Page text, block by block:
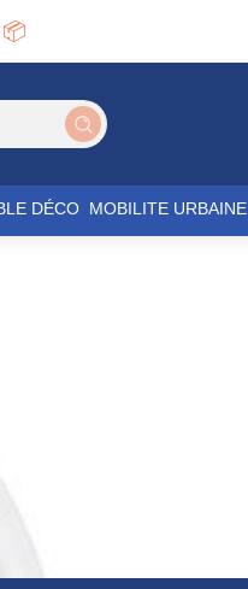
DÉCO MOBILITE URBAINE